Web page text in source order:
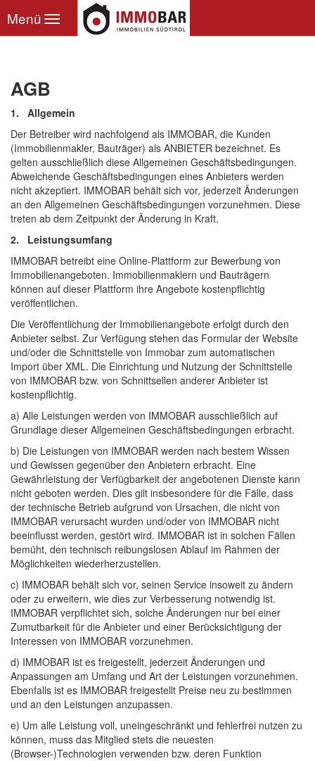
Toggle
navigation
Menü
AGB
1. Allgemein
Der Betreiber wird nachfolgend als IMMOBAR, die Kunden
(Immobilienmakler, Bauträger) als ANBIETER bezeichnet. Es
gelten ausschließlich diese Allgemeinen Geschäftsbedingungen.
Abweichende Geschäftsbedingungen eines Anbieters werden
nicht akzeptiert. IMMOBAR behält sich vor, jederzeit Änderungen
an den Allgemeinen Geschäftsbedingungen vorzunehmen. Diese
treten ab dem Zeitpunkt der Änderung in Kraft.
2. Leistungsumfang
IMMOBAR betreibt eine Online-Plattform zur Bewerbung von
Immobilienangeboten. Immobilienmaklern und Bauträgern
können auf dieser Plattform ihre Angebote kostenpflichtig
veröffentlichen.
Die Veröffentlichung der Immobilienangebote erfolgt durch den
Anbieter selbst. Zur Verfügung stehen das Formular der Website
und/oder die Schnittstelle von Immobar zum automatischen
Import über XML. Die Einrichtung und Nutzung der Schnittstelle
von IMMOBAR bzw. von Schnittsellen anderer Anbieter ist
kostenpflichtig.
a) Alle Leistungen werden von IMMOBAR ausschließlich auf
Grundlage dieser Allgemeinen Geschäftsbedingungen erbracht.
b) Die Leistungen von IMMOBAR werden nach bestem Wissen
und Gewissen gegenüber den Anbietern erbracht. Eine
Gewährleistung der Verfügbarkeit der angebotenen Dienste kann
nicht geboten werden. Dies gilt insbesondere für die Fälle, dass
der technische Betrieb aufgrund von Ursachen, die nicht von
IMMOBAR verursacht wurden und/oder von IMMOBAR nicht
beeinflusst werden, gestört wird. IMMOBAR ist in solchen Fällen
bemüht, den technisch reibungslosen Ablauf im Rahmen der
Möglichkeiten wiederherzustellen.
c) IMMOBAR behält sich vor, seinen Service insoweit zu ändern
oder zu erweitern, wie dies zur Verbesserung notwendig ist.
IMMOBAR verpflichtet sich, solche Änderungen nur bei einer
Zumutbarkeit für die Anbieter und einer Berücksichtigung der
Interessen von IMMOBAR vorzunehmen.
d) IMMOBAR ist es freigestellt, jederzeit Änderungen und
Anpassungen am Umfang und Art der Leistungen vorzunehmen.
Ebenfalls ist es IMMOBAR freigestellt Preise neu zu bestimmen
und an den Leistungen anzupassen.
e) Um alle Leistung voll, uneingeschränkt und fehlerfrei nutzen zu
können, muss das Mitglied stets die neuesten
(Browser-)Technologien verwenden bzw. deren Funktion